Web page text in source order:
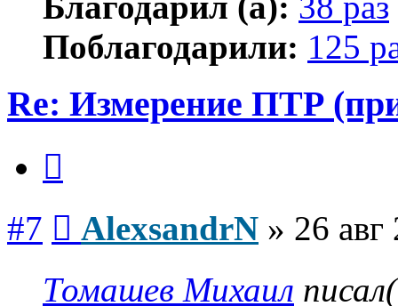
Поблагодарили: 125
Re: Измерение ПТР
#7 AlexsandrN » 26
Томашев Михаил